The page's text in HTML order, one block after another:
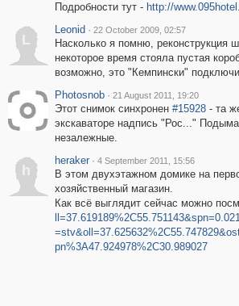
Подробности тут - http://
L
Leonid · 22 October 2009, 02:57
Насколько я помню, реконструкция
некоторое время стояла пустая
возможно, это "Кемпински"
Photosnob · 21 August 2011, 19:20
Этот снимок синхронен #15928- та
экскаваторе надпись "Рос..."
незалежные.
h
heraker · 4 September 2011, 15:56
В этом двухэтажном домике на
хозяйственный магазин.
Как всё выглядит сейчас можно
pn%3A47.924978%2C30.989027